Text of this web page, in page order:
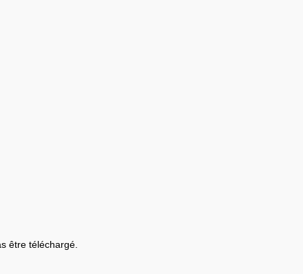
être téléchargé.